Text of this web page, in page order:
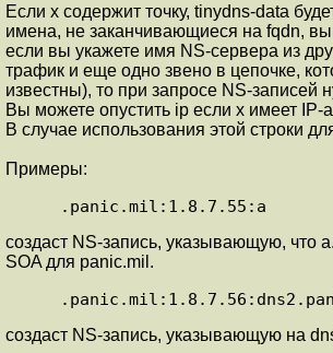
Если x содержит точку, tinydns-data
имена, не заканчивающиеся на fqdn,
если вы укажете имя NS-сервера из
трафик и еще одно звено в цепочке,
известны), то при запросе NS-
Вы можете опустить ip если x имеет IP-
В случае использования этой строки
Примеры:
.panic.mil:1.8.7.55:a
создаст NS-запись, указывающую, что
SOA для panic.mil.
создаст NS-запись, указывающую на